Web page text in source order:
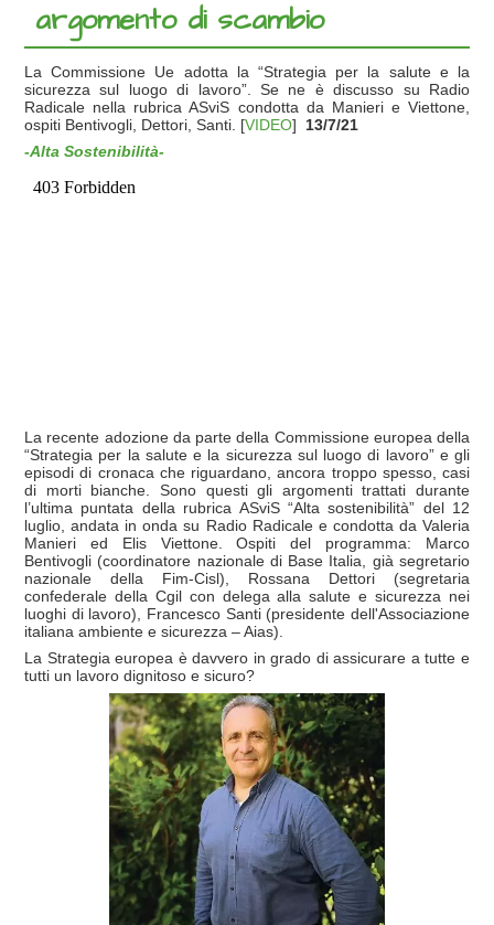
argomento di scambio
La Commissione Ue adotta la “Strategia per la salute e la
sicurezza sul luogo di lavoro”. Se ne è discusso su Radio
Radicale nella rubrica ASviS condotta da Manieri e Viettone,
ospiti Bentivogli, Dettori, Santi. [VIDEO] 13/7/21
-Alta Sostenibilità-
La recente adozione da parte della Commissione europea della
“Strategia per la salute e la sicurezza sul luogo di lavoro” e gli
episodi di cronaca che riguardano, ancora troppo spesso, casi
di morti bianche. Sono questi gli argomenti trattati durante
l’ultima puntata della rubrica ASviS “Alta sostenibilità” del 12
luglio, andata in onda su Radio Radicale e condotta da Valeria
Manieri ed Elis Viettone. Ospiti del programma: Marco
Bentivogli (coordinatore nazionale di Base Italia, già segretario
nazionale della Fim-Cisl), Rossana Dettori (segretaria
confederale della Cgil con delega alla salute e sicurezza nei
luoghi di lavoro), Francesco Santi (presidente dell'Associazione
italiana ambiente e sicurezza – Aias).
La Strategia europea è davvero in grado di assicurare a tutte e
tutti un lavoro dignitoso e sicuro?